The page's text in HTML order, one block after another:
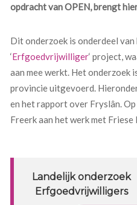
opdracht van OPEN, brengt
Dit onderzoek is onderdeel
‘Erfgoedvrijwilliger‘ project,
aan mee werkt. Het onderzoek
provincie uitgevoerd.
en het rapport over Fryslân.
Freerk aan het werk met Friese
Landelijk onderzoek
Erfgoedvrijwilligers